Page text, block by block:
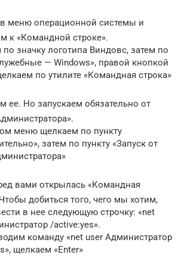
меню операционной системы и
к «Командной строке».
значку логотипа Виндовс, затем по
— Windows», правой кнопкой
по утилите «Командная строка»
ее. Но запускаем обязательно от
меню щелкаем по пункту
затем по пункту «Запуск от
вами открылась «Командная
добиться того, чего мы хотим,
в нее следующую строчку: «net
/active:yes».
команду «net user Администратор
щелкаем «Enter»